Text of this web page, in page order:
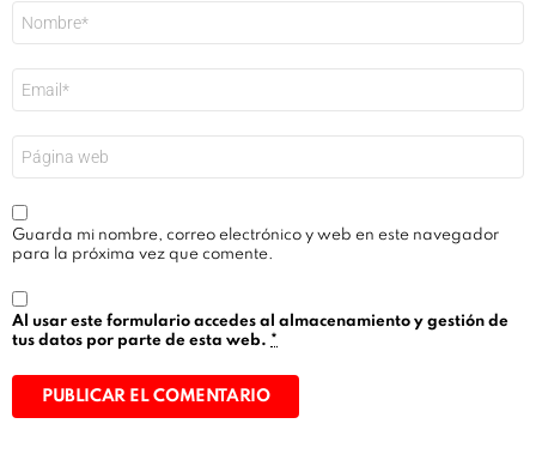
electrónico
*
Guarda mi nombre, correo electrónico y web en este navegador
para la próxima vez que comente.
Al usar este formulario accedes al almacenamiento y gestión de
tus datos por parte de esta web. *